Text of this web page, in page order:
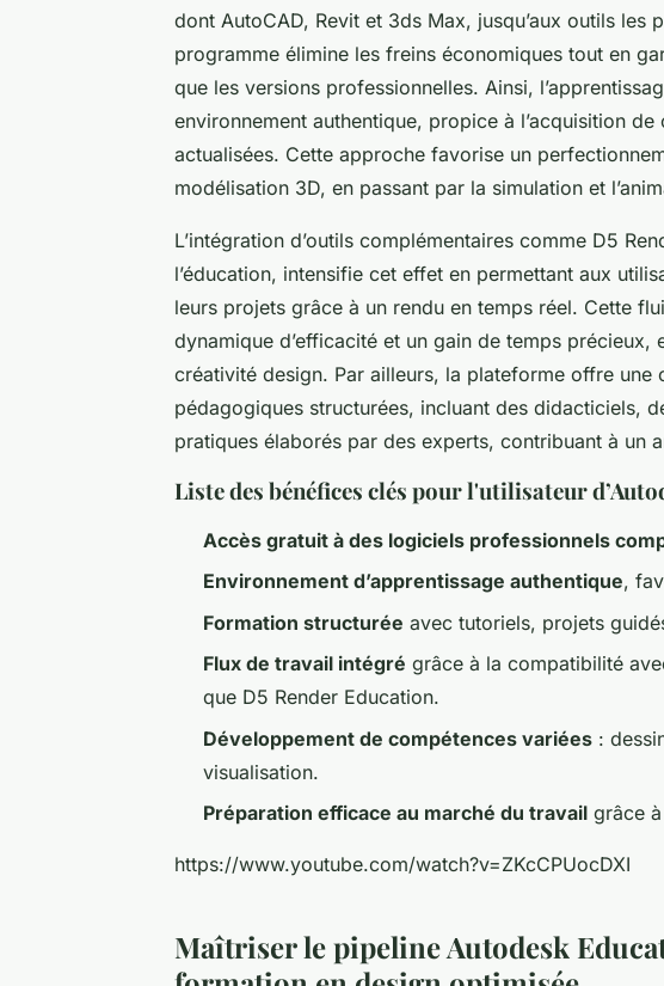
dont AutoCAD, Revit et 3ds Max, jusqu’aux outils les
programme élimine les freins économiques tout en
que les versions professionnelles. Ainsi,
environnement authentique, propice à l’acquisition
actualisées. Cette approche favorise un
modélisation 3D, en passant par la simulation et
L’intégration d’outils complémentaires comme D5
l’éducation, intensifie cet effet en permettant aux
leurs projets grâce à un rendu en temps réel. Cette
dynamique d’efficacité et un gain de temps précieux,
créativité design. Par ailleurs, la plateforme offre une
pédagogiques structurées, incluant des didacticiels,
pratiques élaborés par des experts, contribuant à un
Liste des bénéfices clés pour l'utilisateur
Accès gratuit à des logiciels professionnels
Environnement d’apprentissage authentique,
Formation structurée avec tutoriels, projets
Flux de travail intégré grâce à la compatibilité
que D5 Render Education.
Développement de compétences variées :
visualisation.
Préparation efficace au marché du travail grâce à
https://www.youtube.com/watch?v=ZKcCPUocDXI
Maîtriser le pipeline Autodesk